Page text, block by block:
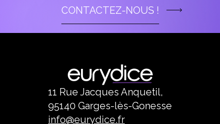
CONTACTEZ-NOUS !
11 Rue Jacques Anquetil,
95140 Garges-lès-Gonesse
info@eurydice.fr